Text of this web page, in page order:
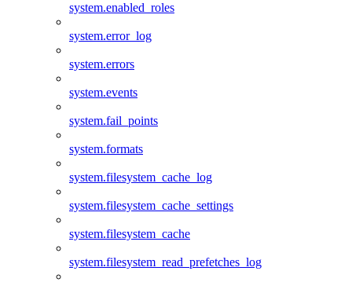
system.enabled_roles
system.error_log
system.errors
system.events
system.fail_points
system.formats
system.filesystem_cache_log
system.filesystem_cache_settings
system.filesystem_cache
system.filesystem_read_prefetches_log